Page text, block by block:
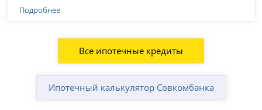
Подробнее
Все ипотечные кредиты
Ипотечный калькулятор Совкомбанка